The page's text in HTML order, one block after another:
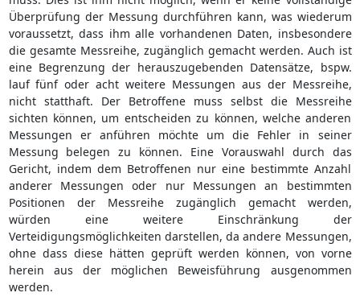
Überprüfung der Messung durchführen kann, was wiederum
voraussetzt, dass ihm alle vorhandenen Daten, insbesondere
die gesamte Messreihe, zugänglich gemacht werden. Auch ist
eine Begrenzung der herauszugebenden Datensätze, bspw.
lauf fünf oder acht weitere Messungen aus der Messreihe,
nicht statthaft. Der Betroffene muss selbst die Messreihe
sichten können, um entscheiden zu können, welche anderen
Messungen er anführen möchte um die Fehler in seiner
Messung belegen zu können. Eine Vorauswahl durch das
Gericht, indem dem Betroffenen nur eine bestimmte Anzahl
anderer Messungen oder nur Messungen an bestimmten
Positionen der Messreihe zugänglich gemacht werden,
würden eine weitere Einschränkung der
Verteidigungsmöglichkeiten darstellen, da andere Messungen,
ohne dass diese hätten geprüft werden können, von vorne
herein aus der möglichen Beweisführung ausgenommen
werden.